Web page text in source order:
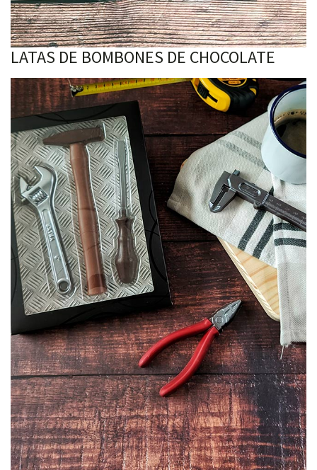
LATAS DE BOMBONES DE CHOCOLATE